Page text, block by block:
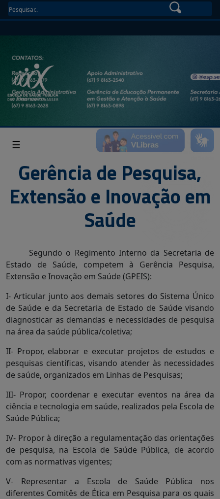
☰
Gerência de Pesquisa,
Extensão e Inovação em
Saúde
Segundo o Regimento Interno da Secretaria de
Estado de Saúde, competem à Gerência Pesquisa,
Extensão e Inovação em Saúde (GPEIS):
I- Articular junto aos demais setores do Sistema Único
de Saúde e da Secretaria de Estado de Saúde visando
diagnosticar as demandas e necessidades de pesquisa
na área da saúde pública/coletiva;
II- Propor, elaborar e executar projetos de estudos e
pesquisas científicas, visando atender às necessidades
de saúde, organizados em Linhas de Pesquisas;
III- Propor, coordenar e executar eventos na área da
ciência e tecnologia em saúde, realizados pela Escola de
Saúde Pública;
IV- Propor à direção a regulamentação das orientações
de pesquisa, na Escola de Saúde Pública, de acordo
com as normativas vigentes;
V- Representar a Escola de Saúde Pública nos
diferentes Comitês de Ética em Pesquisa para os quais